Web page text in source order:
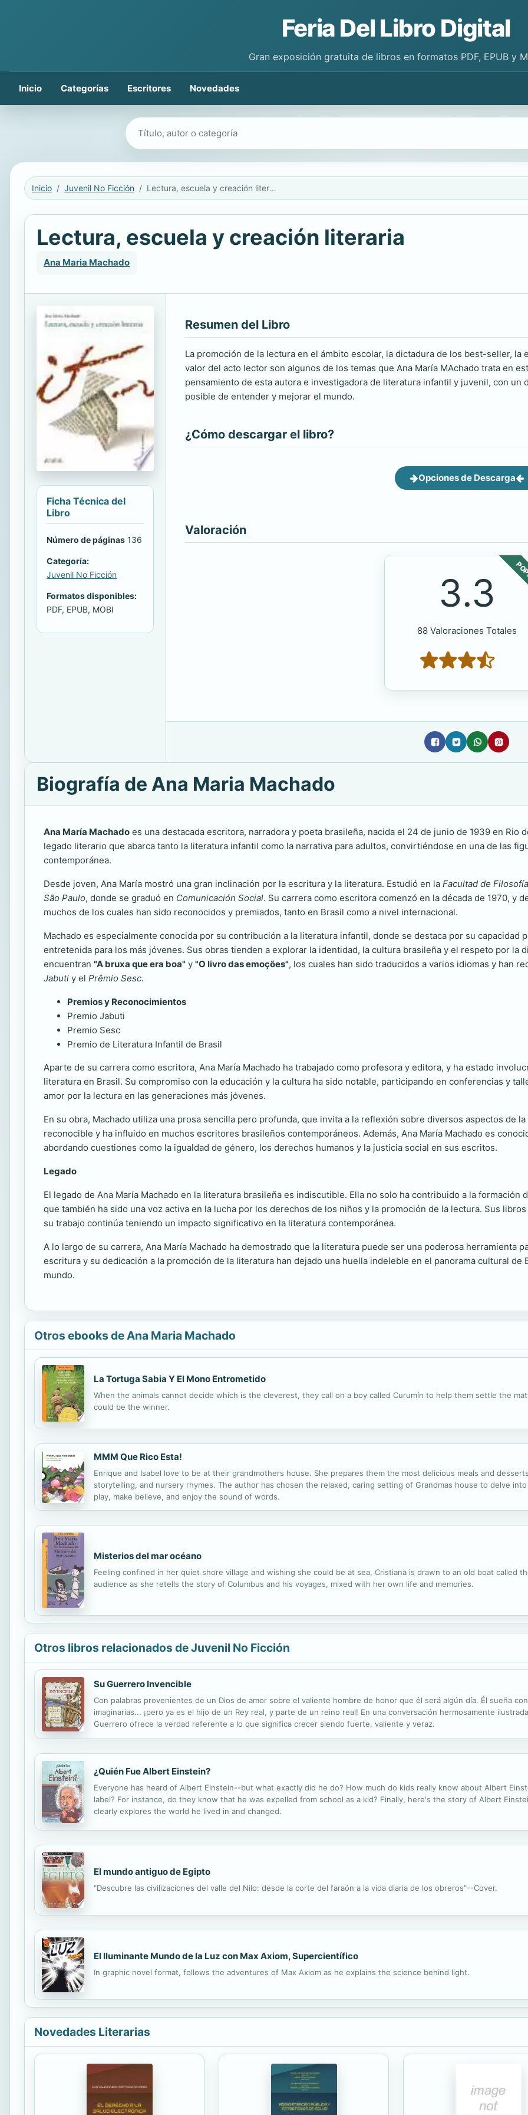
Feria Del Libro Digital
Gran exposición gratuita de libros en formatos PDF, EPUB y
Inicio Categorías Escritores Novedades
Buscar libros
Inicio Juvenil No Ficción Lectura, escuela y creación literaria
Lectura, escuela y creación literaria
Ana Maria Machado
Ficha Técnica del
Libro
Número de páginas 136
Categoría:
Juvenil No Ficción
Formatos disponibles:
PDF, EPUB, MOBI
Resumen del Libro
La promoción de la lectura en el ámbito escolar, la dictadura de los best-seller,
valor del acto lector son algunos de los temas que Ana María MAchado trata en
pensamiento de esta autora e investigadora de literatura infantil y juvenil, con un
posible de entender y mejorar el mundo.
¿Cómo descargar el libro?
Opciones de Descarga
Valoración
3.3
88 Valoraciones Totales
Biografía de Ana Maria Machado
Ana María Machado es una destacada escritora, narradora y poeta brasileña, nacida el 24 de junio de 1939 en Rio
legado literario que abarca tanto la literatura infantil como la narrativa para adultos, convirtiéndose en una de las
contemporánea.
Desde joven, Ana María mostró una gran inclinación por la escritura y la literatura. Estudió en la Facultad de
São Paulo, donde se graduó en Comunicación Social. Su carrera como escritora comenzó en la década de 1970, y
muchos de los cuales han sido reconocidos y premiados, tanto en Brasil como a nivel internacional.
Machado es especialmente conocida por su contribución a la literatura infantil, donde se destaca por su capacidad
entretenida para los más jóvenes. Sus obras tienden a explorar la identidad, la cultura brasileña y el respeto por la
encuentran "A bruxa que era boa" y "O livro das emoções", los cuales han sido traducidos a varios idiomas y han
Jabuti y el Prêmio Sesc.
Premios y Reconocimientos
Premio Jabuti
Premio Sesc
Premio de Literatura Infantil de Brasil
Aparte de su carrera como escritora, Ana María Machado ha trabajado como profesora y editora, y ha estado
literatura en Brasil. Su compromiso con la educación y la cultura ha sido notable, participando en conferencias y
amor por la lectura en las generaciones más jóvenes.
En su obra, Machado utiliza una prosa sencilla pero profunda, que invita a la reflexión sobre diversos aspectos de
reconocible y ha influido en muchos escritores brasileños contemporáneos. Además, Ana María Machado es
abordando cuestiones como la igualdad de género, los derechos humanos y la justicia social en sus escritos.
Legado
El legado de Ana María Machado en la literatura brasileña es indiscutible. Ella no solo ha contribuido a la formación
que también ha sido una voz activa en la lucha por los derechos de los niños y la promoción de la lectura. Sus
su trabajo continúa teniendo un impacto significativo en la literatura contemporánea.
A lo largo de su carrera, Ana María Machado ha demostrado que la literatura puede ser una poderosa herramienta
escritura y su dedicación a la promoción de la literatura han dejado una huella indeleble en el panorama cultural
mundo.
Otros ebooks de Ana Maria Machado
La Tortuga Sabia Y El Mono Entrometido
When the animals cannot decide which is the cleverest, they call on a boy called Curumín to help them settle the
could be the winner.
MMM Que Rico Esta!
Enrique and Isabel love to be at their grandmothers house. She prepares them the most delicious meals and
storytelling, and nursery rhymes. The author has chosen the relaxed, caring setting of Grandmas house to delve
play, make believe, and enjoy the sound of words.
Misterios del mar océano
Feeling confined in her quiet shore village and wishing she could be at sea, Cristiana is drawn to an old boat called
audience as she retells the story of Columbus and his voyages, mixed with her own life and memories.
Otros libros relacionados de Juvenil No Ficción
Su Guerrero Invencible
Con palabras provenientes de un Dios de amor sobre el valiente hombre de honor que él será algún día. Él sueña
imaginarias... ¡pero ya es el hijo de un Rey real, y parte de un reino real! En una conversación hermosamente
Guerrero ofrece la verdad referente a lo que significa crecer siendo fuerte, valiente y veraz.
¿Quién Fue Albert Einstein?
Everyone has heard of Albert Einstein--but what exactly did he do? How much do kids really know about Albert
label? For instance, do they know that he was expelled from school as a kid? Finally, here's the story of Albert
clearly explores the world he lived in and changed.
El mundo antiguo de Egipto
"Descubre las civilizaciones del valle del Nilo: desde la corte del faraón a la vida diaria de los obreros"--Cover.
El Iluminante Mundo de la Luz con Max Axiom, Supercientífico
In graphic novel format, follows the adventures of Max Axiom as he explains the science behind light.
Novedades Literarias